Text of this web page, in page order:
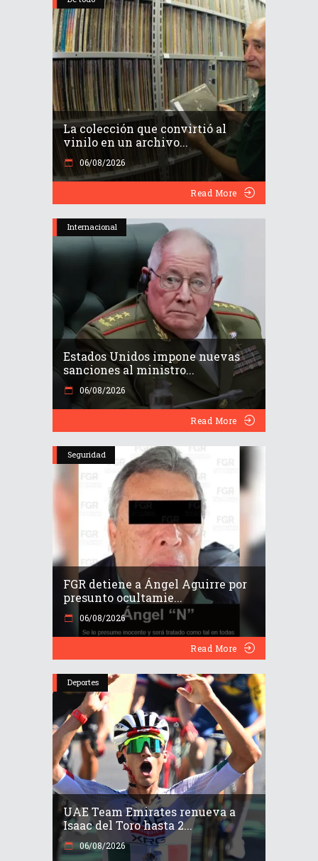
La colección que convirtió al
vinilo en un archivo...
06/08/2026
Read More
Internacional
Estados Unidos impone nuevas
sanciones al ministro...
06/08/2026
Read More
Seguridad
FGR detiene a Ángel Aguirre por
presunto ocultamie...
06/08/2026
Read More
Deportes
UAE Team Emirates renueva a
Isaac del Toro hasta 2...
06/08/2026